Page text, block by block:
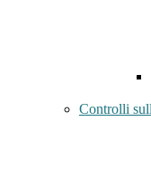
Controlli